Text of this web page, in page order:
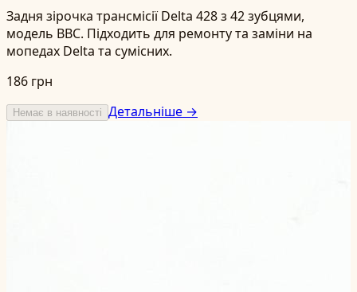
Задня зірочка трансмісії Delta 428 з 42 зубцями,
модель BBC. Підходить для ремонту та заміни на
мопедах Delta та сумісних.
186 грн
Немає в наявності Детальніше →